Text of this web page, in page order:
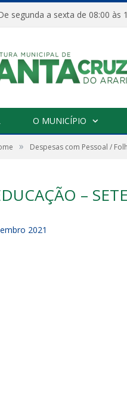
segunda a sexta de 08:00
O MUNICÍPIO
» Despesas com Pessoal /
–
2021